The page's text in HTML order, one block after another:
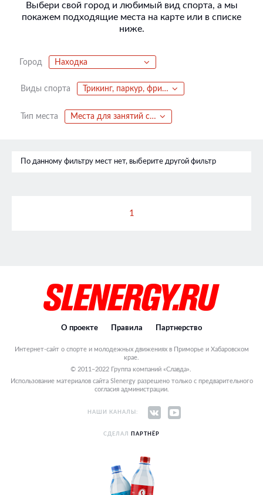
Выбери свой город и любимый вид спорта, а мы
покажем подходящие места на карте или в списке
ниже.
Город Находка
Виды спорта Трикинг, паркур, фриран, акрострит
Тип места Места для занятий спортом
По данному фильтру мест нет, выберите другой фильтр
1
О проекте Правила Партнерство
Интернет-сайт о спорте и молодежных движениях в Приморье и Хабаровском
крае.
© 2011–2022 Группа компаний «Славда».
Использование материалов сайта Slenergy разрешено только с предварительного
согласия администрации.
НАШИ КАНАЛЫ:
СДЕЛАЛ ПАРТНЁР